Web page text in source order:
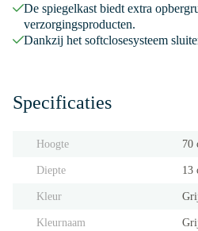
De spiegelkast biedt extra
verzorgingsproducten.
Dankzij het softclosesysteem
Specificaties
Hoogte 70
Diepte 13
Kleur
Kleurnaam